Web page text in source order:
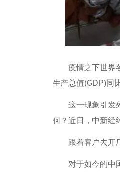
疫情之下世界
生产总值(GDP)同
这一现象引发外
何？近日，中新经
跟着客户去开
对于如今的中国